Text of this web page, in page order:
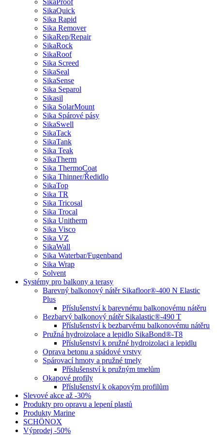
SikaProof
SikaQuick
Sika Rapid
Sika Remover
SikaRep/Repair
SikaRock
SikaRoof
Sika Screed
SikaSeal
SikaSense
Sika Separol
Sikasil
Sika SolarMount
Sika Spárové pásy
SikaSwell
SikaTack
SikaTank
Sika Teak
SikaTherm
Sika ThermoCoat
Sika Thinner/Ředidlo
SikaTop
Sika TR
Sika Tricosal
Sika Trocal
Sika Unitherm
Sika Visco
Sika VZ
SikaWall
Sika Waterbar/Fugenband
Sika Wrap
Solvent
Systémy pro balkony a terasy
Barevný balkonový nátěr Sikafloor®-400 N Elastic
Plus
Příslušenství k barevnému balkonovému nátěru
Bezbarvý balkonový nátěr Sikalastic®-490 T
Příslušenství k bezbarvému balkonovému nátěru
Pružná hydroizolace a lepidlo SikaBond®-T8
Příslušenství k pružné hydroizolaci a lepidlu
Oprava betonu a spádové vrstvy
Spárovací hmoty a pružné tmely
Příslušenství k pružným tmelům
Okapové profily
Příslušenství k okapovým profilům
Slevové akce až -30%
Produkty pro opravu a lepení plastů
Produkty Marine
SCHÖNOX
Výprodej -50%